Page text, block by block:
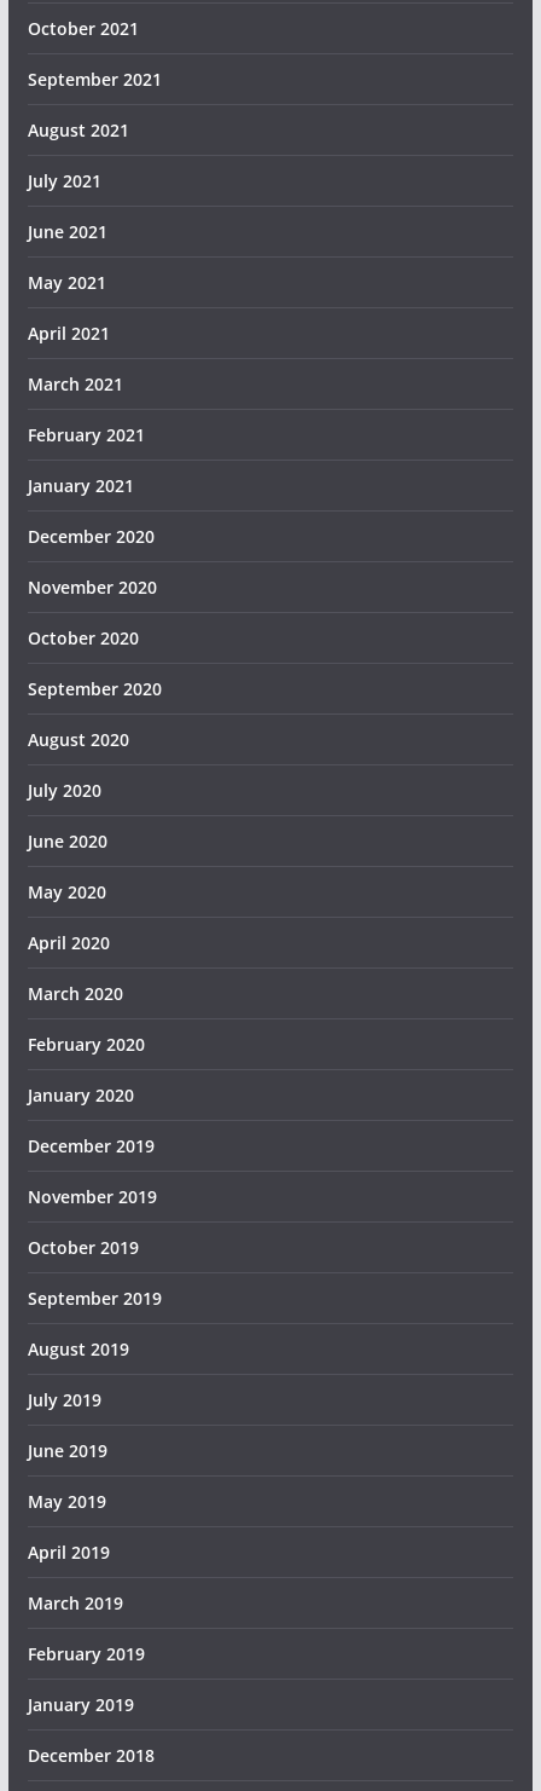
October 2021
September 2021
August 2021
July 2021
June 2021
May 2021
April 2021
March 2021
February 2021
January 2021
December 2020
November 2020
October 2020
September 2020
August 2020
July 2020
June 2020
May 2020
April 2020
March 2020
February 2020
January 2020
December 2019
November 2019
October 2019
September 2019
August 2019
July 2019
June 2019
May 2019
April 2019
March 2019
February 2019
January 2019
December 2018